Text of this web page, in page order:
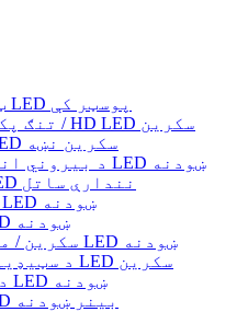
ټول په یو / پرچون LED پوسټر کې
تنګ پکسل پچ ویډیو وال / HD LED سکرین
د بیروني ثابت LED سکرین نښه
د بیروني انرژي سپمولو LED ښودنه
مخکینۍ د LED نندارې ساتل
د کور دننه ثابت LED ښودنه
د سټیج کرایه LED ښودنه
شفاف LED سکرین / مخ پرده LED ښودنه
د سټیډیم پیریمیټ سپورټ LED سکرین
د متقابل نڅا پوړ LED ښودنه
د سمارټ شیلف LED بینر ښودنه